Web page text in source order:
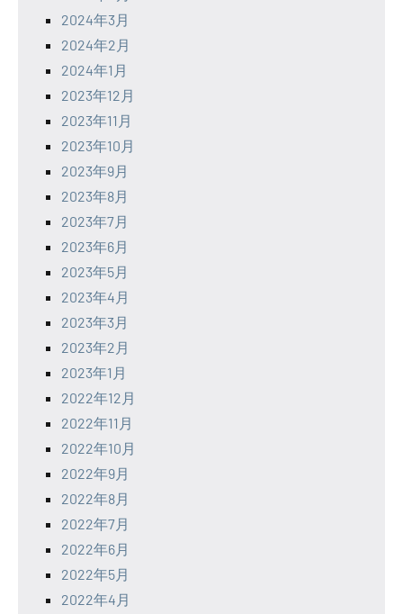
2024年3月
2024年2月
2024年1月
2023年12月
2023年11月
2023年10月
2023年9月
2023年8月
2023年7月
2023年6月
2023年5月
2023年4月
2023年3月
2023年2月
2023年1月
2022年12月
2022年11月
2022年10月
2022年9月
2022年8月
2022年7月
2022年6月
2022年5月
2022年4月